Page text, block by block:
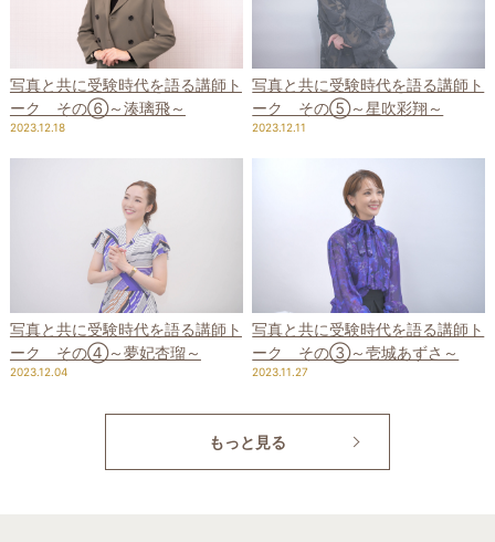
写真と共に受験時代を語る講師ト
ーク その⑥～湊璃飛～
2023.12.18
写真と共に受験時代を語る講師ト
ーク その⑤～星吹彩翔～
2023.12.11
写真と共に受験時代を語る講師ト
ーク その④～夢妃杏瑠～
2023.12.04
写真と共に受験時代を語る講師ト
ーク その③～壱城あずさ～
2023.11.27
もっと見る